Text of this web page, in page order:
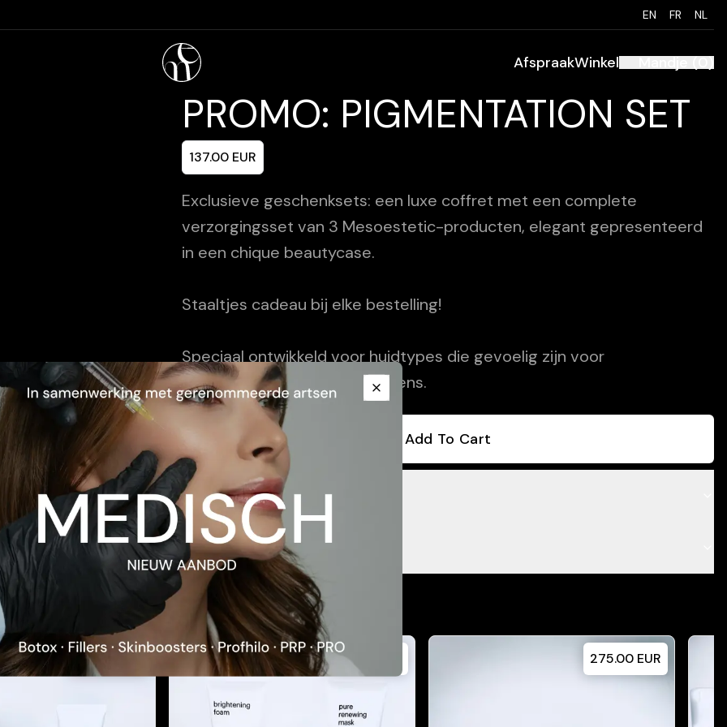
EN FR NL
AfspraakWinkel Mandje(0)
PROMO: PIGMENTATION SET
137.00 EUR
Exclusieve geschenksets: een luxe coffret met een complete
verzorgingsset van 3 Mesoestetic-producten, elegant gepresenteerd
in een chique beautycase.
Staaltjes cadeau bij elke bestelling!
Speciaal ontwikkeld voor huidtypes die gevoelig zijn voor
pigmentvlekken of acnelittekens.
Add To Cart
Toepassing
Inhoud
137.00 133.00 275.00 EUR